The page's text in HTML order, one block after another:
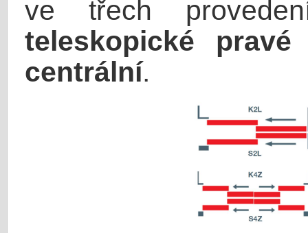
ve třech
teleskopické
centrální.